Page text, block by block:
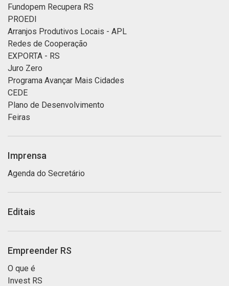
Fundopem Recupera RS
PROEDI
Arranjos Produtivos Locais - APL
Redes de Cooperação
EXPORTA - RS
Juro Zero
Programa Avançar Mais Cidades
CEDE
Plano de Desenvolvimento
Feiras
Imprensa
Agenda do Secretário
Editais
Empreender RS
O que é
Invest RS